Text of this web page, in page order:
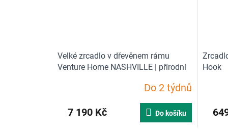
Velké zrcadlo v dřevěnem rámu
Venture Home NASHVILLE | přírodní
Do 2 týdnů
7 190 Kč
Do košíku
Hook